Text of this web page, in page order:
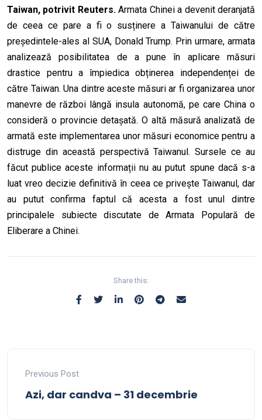
Taiwan, potrivit Reuters. Armata Chinei a devenit deranjată
de ceea ce pare a fi o susținere a Taiwanului de către
președintele-ales al SUA, Donald Trump. Prin urmare, armata
analizează posibilitatea de a pune în aplicare măsuri
drastice pentru a împiedica obținerea independenței de
către Taiwan. Una dintre aceste măsuri ar fi organizarea unor
manevre de război lângă insula autonomă, pe care China o
consideră o provincie detașată. O altă măsură analizată de
armată este implementarea unor măsuri economice pentru a
distruge din această perspectivă Taiwanul. Sursele ce au
făcut publice aceste informații nu au putut spune dacă s-a
luat vreo decizie definitivă în ceea ce privește Taiwanul, dar
au putut confirma faptul că acesta a fost unul dintre
principalele subiecte discutate de Armata Populară de
Eliberare a Chinei.
Share this:
Previous Post
Azi, dar candva – 31 decembrie